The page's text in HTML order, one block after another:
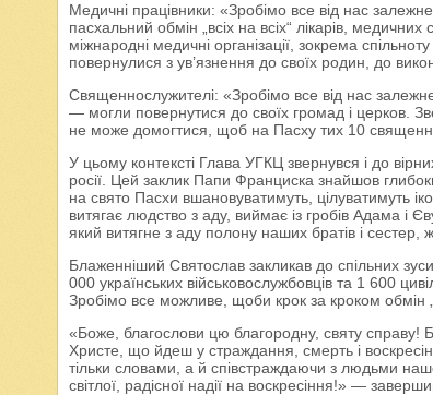
Медичні працівники: «Зробімо все від нас
пасхальний обмін „всіх на всіх“ лікарів,
міжнародні медичні організації, зокрема
повернулися з ув’язнення до своїх родин, до
Священнослужителі: «Зробімо все від нас
— могли повернутися до своїх громад і церков.
не може домогтися, щоб на Пасху тих 10
У цьому контексті Глава УГКЦ звернувся і до
росії. Цей заклик Папи Франциска знайшов
на свято Пасхи вшановуватимуть, цілуватимуть
витягає людство з аду, виймає із гробів Адама і
який витягне з аду полону наших братів і
Блаженніший Святослав закликав до спільних
000 українських військовослужбовців та 1 600
Зробімо все можливе, щоби крок за кроком обмін
«Боже, благослови цю благородну, святу справу!
Христе, що йдеш у страждання, смерть і
тільки словами, а й співстраждаючи з людьми
світлої, радісної надії на воскресіння!» —